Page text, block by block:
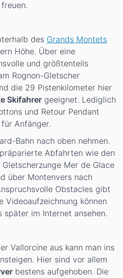
des Grands Montets
Höhe. Über eine
und größtenteils
Rognon-Gletscher
die 29 Pistenkilometer hier
Skifahrer geeignet. Lediglich
und Retour Pendant
Anfänger.
Bahn nach oben nehmen.
Abfahrten wie den
Mer de Glace
über Montenvers nach
Obstacles gibt
Videoaufzeichnung können
später im Internet ansehen.
Vallorcine aus kann man ins
Hier sind vor allem
bestens aufgehoben. Die